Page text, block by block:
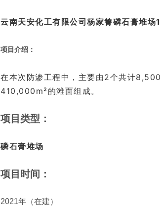
云南天安化工有限公司杨家箐磷石膏堆场
项目介绍：
在本次防渗工程中，主要由2个共计
410,000m²的滩面组成。
项目类型：
磷石膏堆场
项目时间：
2021年（在建）